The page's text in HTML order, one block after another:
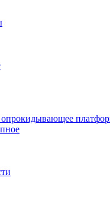
опрокидывающее